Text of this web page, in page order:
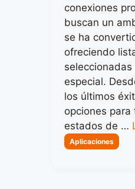
conexiones
buscan un
se ha
ofreciendo
especial.
los últimos
opciones
estados de …
Categorias
Aplicaciones